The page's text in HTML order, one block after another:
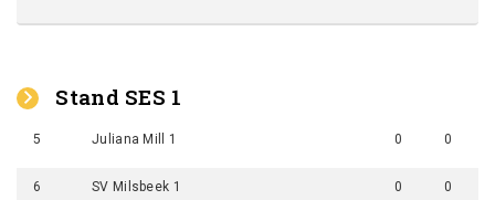
Stand SES 1
5 Juliana Mill 1 0 0
6 SV Milsbeek 1 0 0